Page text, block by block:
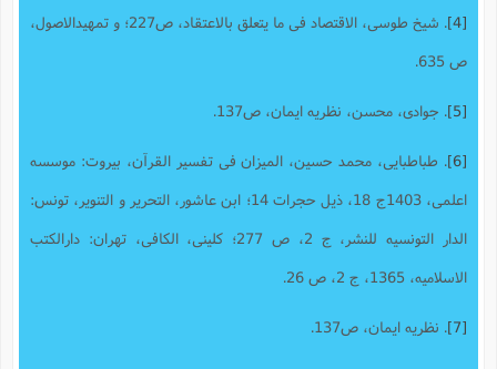
. شیخ طوسی، الاقتصاد فی ما یتعلق بالاعتقاد، ص227؛ و تمهیدالاصول،
ص 635.
. جوادی، محسن، نظریه ایمان، ص137.
. طباطبایی، محمد حسین، المیزان فی تفسیر القرآن، بیروت: موسسه
اعلمی، 1403ج 18، ذیل حجرات 14؛ ابن عاشور، التحریر و التنویر، تونس:
الدار التونسیه للنشر، ج 2، ص 277؛ کلینی، الکافی، تهران: دارالکتب
الاسلامیه، 1365، ج 2، ص 26.
. نظریه ایمان، ص137.